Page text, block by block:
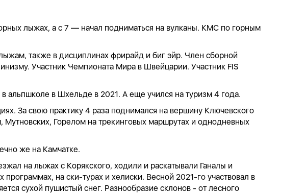
лыжах, а с 7 — начал подниматься на вулканы. КМС по горным
также в дисциплинах фрирайд и биг эйр. Член сборной
Участник Чемпионата Мира в Швейцарии. Участник FIS
альпшколе в Шхельде в 2021. А еще учился на туризм 4 года.
За свою практику 4 раза поднимался на вершину Ключевского
Горелом на трекинговых маршрутах и однодневных
же на Камчатке.
на лыжах с Корякского, ходили и раскатывали Ганалы и
на ски-турах и хелиски. Весной 2021-го участвовал в
сухой пушистый снег. Разнообразие склонов - от лесного